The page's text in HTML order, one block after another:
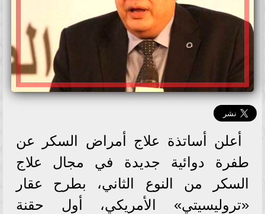
أعلن أساتذة علاج أمراض السكر عن
طفرة دوائية جديدة في مجال علاج
السكر من النوع الثاني، بطرح عقار
«تروليسيتي» الأمريكي، أول حقنة